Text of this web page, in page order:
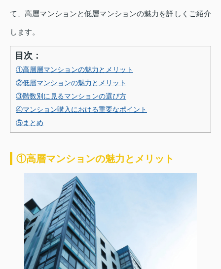
て、高層マンションと低層マンションの魅力を詳しくご紹介
します。
目次：
①高層層マンションの魅力とメリット
②低層マンションの魅力とメリット
③階数別に見るマンションの選び方
④マンション購入における重要なポイント
⑤まとめ
①高層マンションの魅力とメリット